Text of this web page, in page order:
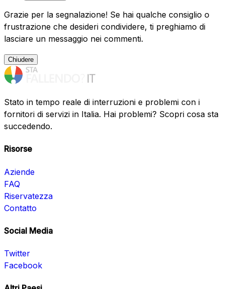
Grazie per la segnalazione! Se hai qualche consiglio o
frustrazione che desideri condividere, ti preghiamo di
lasciare un messaggio nei commenti.
Chiudere
Stato in tempo reale di interruzioni e problemi con i
fornitori di servizi in Italia. Hai problemi? Scopri cosa sta
succedendo.
Risorse
Aziende
FAQ
Riservatezza
Contatto
Social Media
Twitter
Facebook